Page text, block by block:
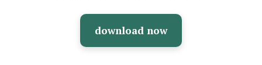
download now